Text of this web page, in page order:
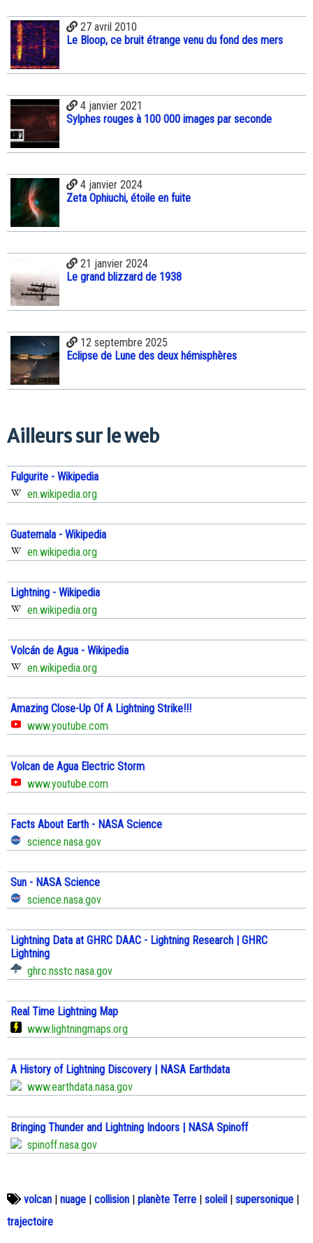
27 avril 2010
Le Bloop, ce bruit étrange venu du fond des mers
4 janvier 2021
Sylphes rouges à 100 000 images par seconde
4 janvier 2024
Zeta Ophiuchi, étoile en fuite
21 janvier 2024
Le grand blizzard de 1938
12 septembre 2025
Eclipse de Lune des deux hémisphères
Ailleurs sur le web
Fulgurite - Wikipedia
en.wikipedia.org
Guatemala - Wikipedia
en.wikipedia.org
Lightning - Wikipedia
en.wikipedia.org
Volcán de Agua - Wikipedia
en.wikipedia.org
Amazing Close-Up Of A Lightning Strike!!!
www.youtube.com
Volcan de Agua Electric Storm
www.youtube.com
Facts About Earth - NASA Science
science.nasa.gov
Sun - NASA Science
science.nasa.gov
Lightning Data at GHRC DAAC - Lightning Research | GHRC
Lightning
ghrc.nsstc.nasa.gov
Real Time Lightning Map
www.lightningmaps.org
A History of Lightning Discovery | NASA Earthdata
www.earthdata.nasa.gov
Bringing Thunder and Lightning Indoors | NASA Spinoff
spinoff.nasa.gov
volcan | nuage | collision | planète Terre | soleil | supersonique |
trajectoire